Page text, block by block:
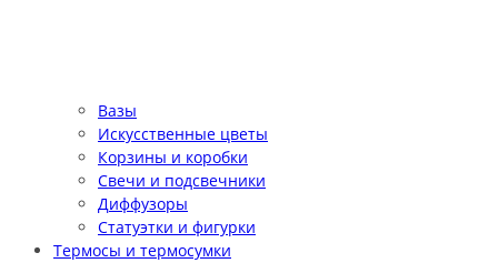
Вазы
Искусственные цветы
Корзины и коробки
Свечи и подсвечники
Диффузоры
Статуэтки и фигурки
Термосы и термосумки